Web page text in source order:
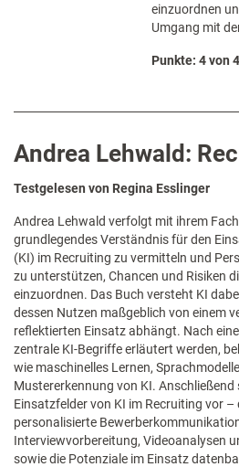
einzuordnen
Umgang mit
Punkte: 4 von 4
Andrea Lehwald:
Testgelesen von Regina Esslinger
Andrea Lehwald verfolgt mit ihrem
grundlegendes Verständnis für den
(KI) im Recruiting zu vermitteln und
zu unterstützen, Chancen und Risiken
einzuordnen. Das Buch versteht KI
dessen Nutzen maßgeblich von einem
reflektierten Einsatz abhängt. Nach
zentrale KI-Begriffe erläutert werden,
wie maschinelles Lernen,
Mustererkennung von KI. Anschließend
Einsatzfelder von KI im Recruiting vor
personalisierte
Interviewvorbereitung, Videoanalysen
sowie die Potenziale im Einsatz